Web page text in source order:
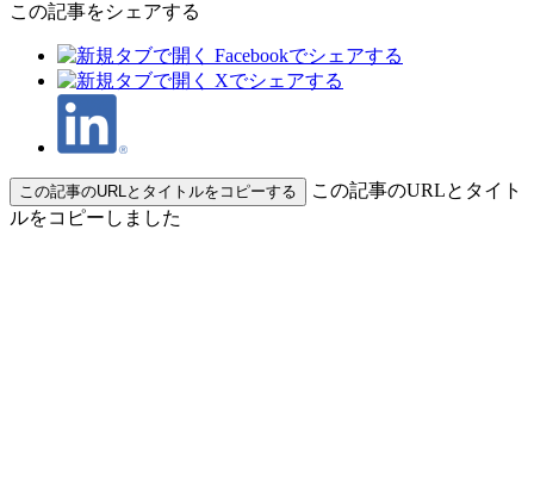
この記事をシェアする
この記事のURLとタイトルをコピーする
この記事のURLとタイト
ルをコピーしました